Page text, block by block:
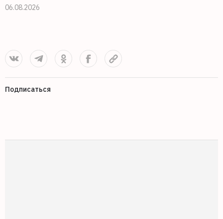
06.08.2026
Подписаться